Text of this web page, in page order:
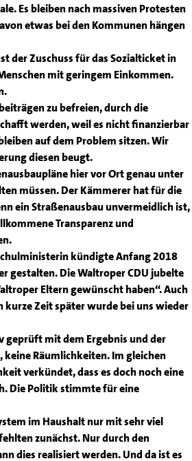
Es bleiben nach massiven Protesten
etwas bei den Kommunen hängen
der Zuschuss für das Sozialticket in
mit geringem Einkommen.
zu befreien, durch die
werden, weil es nicht finanzierbar
auf dem Problem sitzen. Wir
diesen beugt.
hier vor Ort genau unter
müssen. Der Kämmerer hat für die
ein Straßenausbau unvermeidlich ist,
Transparenz und
kündigte Anfang 2018
gestalten. Die Waltroper CDU jubelte
Eltern gewünscht haben“. Auch
kurze Zeit später wurde bei uns wieder
geprüft mit dem Ergebnis und der
Räumlichkeiten. Im gleichen
verkündet, dass es doch noch eine
Die Politik stimmte für eine
im Haushalt nur mit sehr viel
zunächst. Nur durch den
dies realisiert werden. Und da ist es